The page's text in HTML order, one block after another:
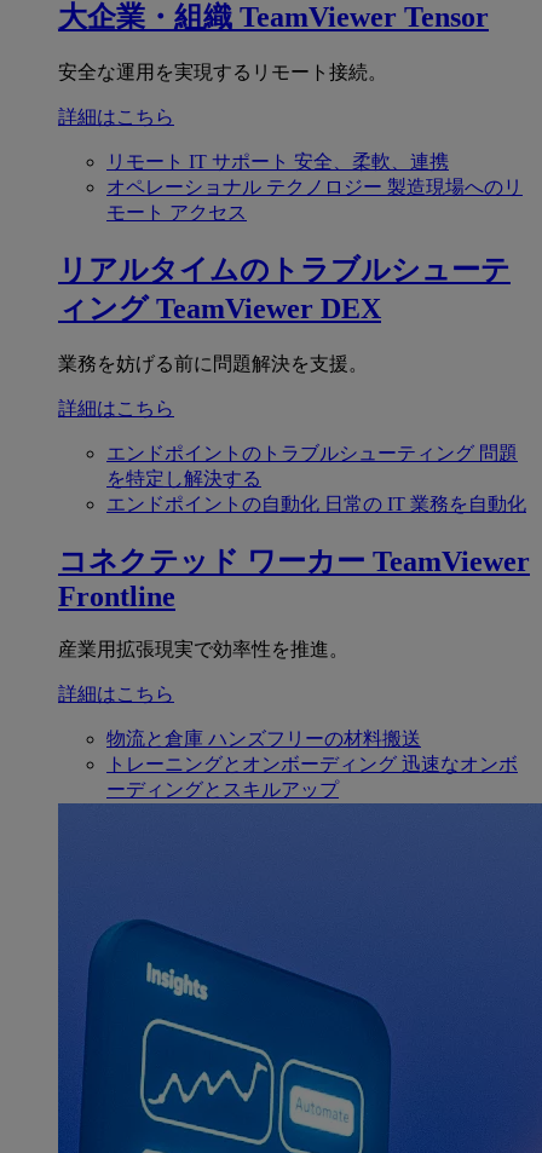
大企業・組織 TeamViewer Tensor
安全な運用を実現するリモート接続。
詳細はこちら
リモート IT サポート 安全、柔軟、連携
オペレーショナル テクノロジー 製造現場へのリ
モート アクセス
リアルタイムのトラブルシューテ
ィング TeamViewer DEX
業務を妨げる前に問題解決を支援。
詳細はこちら
エンドポイントのトラブルシューティング 問題
を特定し解決する
エンドポイントの自動化 日常の IT 業務を自動化
コネクテッド ワーカー TeamViewer
Frontline
産業用拡張現実で効率性を推進。
詳細はこちら
物流と倉庫 ハンズフリーの材料搬送
トレーニングとオンボーディング 迅速なオンボ
ーディングとスキルアップ